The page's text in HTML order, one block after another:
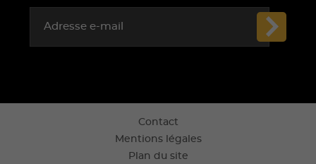
Adresse e-mail
Contact
Mentions légales
Plan du site